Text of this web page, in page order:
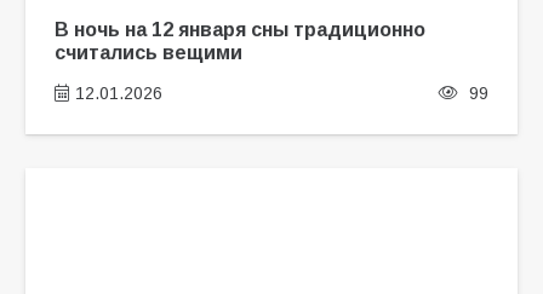
В ночь на 12 января сны традиционно
считались вещими
12.01.2026 99